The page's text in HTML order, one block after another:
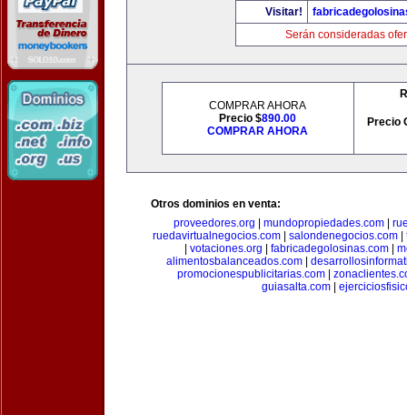
Visitar!
Serán consideradas
COMPRAR AHORA
Precio $890.00
COMPRAR AHORA
Precio
Otros dominios en venta:
proveedores.org
mundopropiedades.com|
ruedavirtualnegocios.com| salondenegocios.com|
votaciones.org fabricadegolosinas.com
alimentosbalanceados.com
promocionespublicitarias.com|
guiasalta.com|